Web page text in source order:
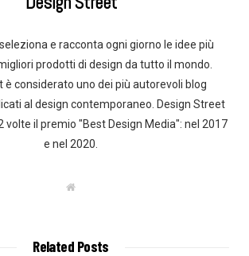
e racconta ogni giorno le idee più
prodotti di design da tutto il mondo.
è considerato uno dei più autorevoli blog
al design contemporaneo. Design Street
volte il premio "Best Design Media": nel 2017
e nel 2020.
W
Related Posts